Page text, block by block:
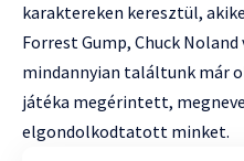
karaktereken keresztül,
Forrest Gump, Chuck Noland
mindannyian találtunk már
játéka megérintett,
elgondolkodtatott minket.